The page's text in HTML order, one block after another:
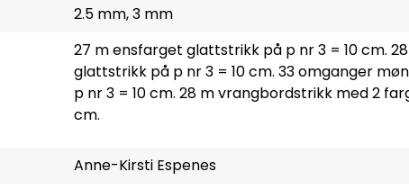
2.5 mm, 3 mm
27 m ensfarget glattstrikk på p nr 3 = 10 cm.
glattstrikk på p nr 3 = 10 cm. 33 omganger
p nr 3 = 10 cm. 28 m vrangbordstrikk med 2
cm.
Anne-Kirsti Espenes